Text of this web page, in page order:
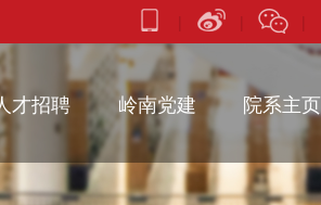
| | |
才招聘 岭南党建 院系主页